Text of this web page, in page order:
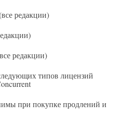
редакции)
редакции)
типов лицензий
при покупке продлений и